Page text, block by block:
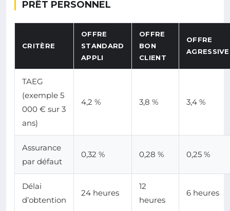
PRÊT PERSONNEL
CRITÈRE
OFFRE
STANDARD
APPLI
OFFRE
BON
CLIENT
OFFRE
AGRESSIVE
TAEG
(exemple 5
000 € sur 3
ans)
4,2 % 3,8 % 3,4 %
Assurance
par défaut
0,32 % 0,28 % 0,25 %
Délai
d’obtention
24 heures
12
heures
6 heures